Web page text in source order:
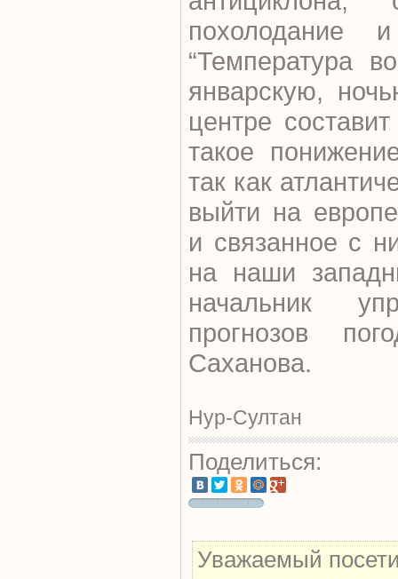
похолодание
“Температура
январскую,
центре
такое
так как
выйти на
и связанное с
на наши
начальник
прогнозов
Саханова.
Нур-Султан
Поделиться:
Уважаемый